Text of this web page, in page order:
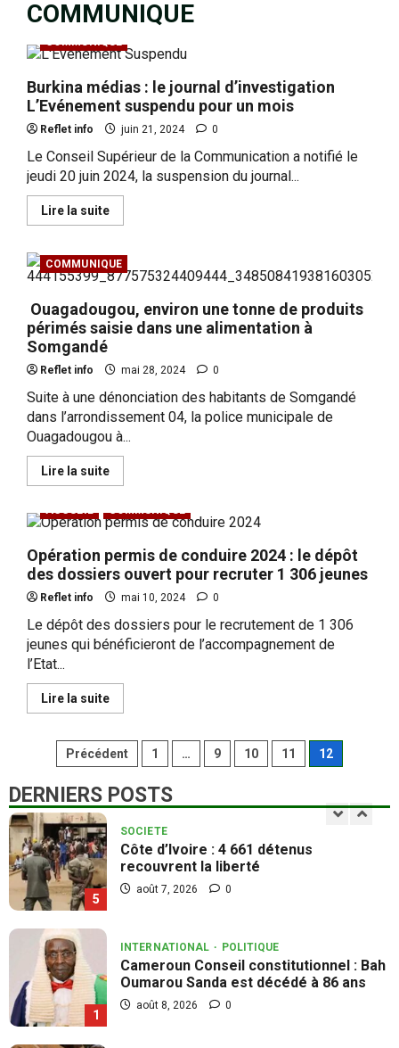
COMMUNIQUE
COMMUNIQUE
Burkina médias : le journal d’investigation
L’Evénement suspendu pour un mois
Reflet info juin 21, 2024 0
Le Conseil Supérieur de la Communication a notifié le
jeudi 20 juin 2024, la suspension du journal...
Lire la suiteEn
savoir
Burkina
médias :
le
d’investigation
L’Evénement
suspendu
mois
COMMUNIQUE
Ouagadougou, environ une tonne de produits
périmés saisie dans une alimentation à
Somgandé
Reflet info mai 28, 2024 0
Suite à une dénonciation des habitants de Somgandé
dans l’arrondissement 04, la police municipale de
Ouagadougou à...
Lire la suiteEn
savoir
Ouagadougou,
tonne
de
produits
périmés
dans
une
alimentation
ACCUEIL COMMUNIQUE
Opération permis de conduire 2024 : le dépôt
des dossiers ouvert pour recruter 1 306 jeunes
Reflet info mai 10, 2024 0
Le dépôt des dossiers pour le recrutement de 1 306
jeunes qui bénéficieront de l’accompagnement de
l’Etat...
Lire la suiteEn
savoir
Opération
permis
conduire
2024 :
le
des
dossiers
pour
recruter
Pagination
des
publications
Précédent 1 … 9 10 11 12
DERNIERS POSTS
3
SECURITE
du stress opérationnel
août 7, 2026 0
4
CULTURE
Burkina : 18 événements culturels
contraires aux bonnes mœurs interdits
5
Côte d’Ivoire : 4 661 détenus
recouvrent la liberté
août 7, 2026 0
1
INTERNATIONAL
Oumarou Sanda est décédé à 86 ans
août 8, 2026 0
2
SECURITE
séquestration et violences
SECURITE
Goulmou : les VDP formés à la gestion
du stress opérationnel
CULTURE
contraires aux bonnes mœurs interdits
5
SOCIETE
Côte d’Ivoire : 4 661 détenus
recouvrent la liberté
août 7, 2026 0
1
INTERNATIONAL POLITIQUE
Cameroun Conseil constitutionnel : Bah
Oumarou Sanda est décédé à 86 ans
août 8, 2026 0